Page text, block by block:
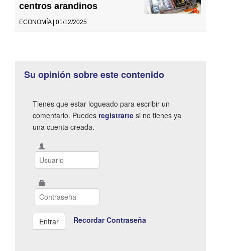
centros arandinos
ECONOMÍA | 01/12/2025
Su opinión sobre este contenido
Tienes que estar logueado para escribir un
comentario. Puedes registrarte si no tienes ya
una cuenta creada.
Recordar Contraseña